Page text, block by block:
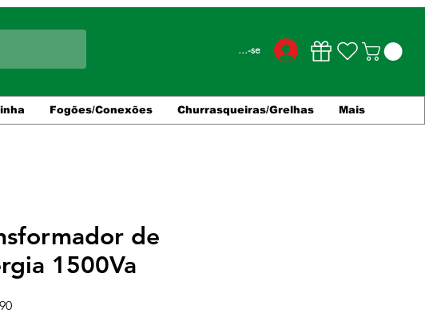
Conecte-se
Fogões/Conexões Churrasqueiras/Grelhas Mais
de
1500Va
Preço